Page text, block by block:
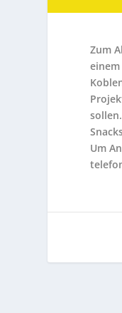
Zum
einem
Um